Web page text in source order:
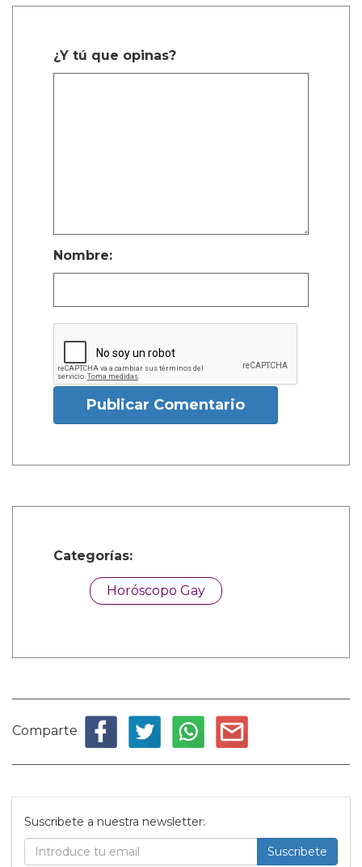
¿Y tú que opinas?
Nombre:
Publicar Comentario
Categorías:
Horóscopo Gay
Comparte
Suscribete a nuestra newsletter:
Suscribete